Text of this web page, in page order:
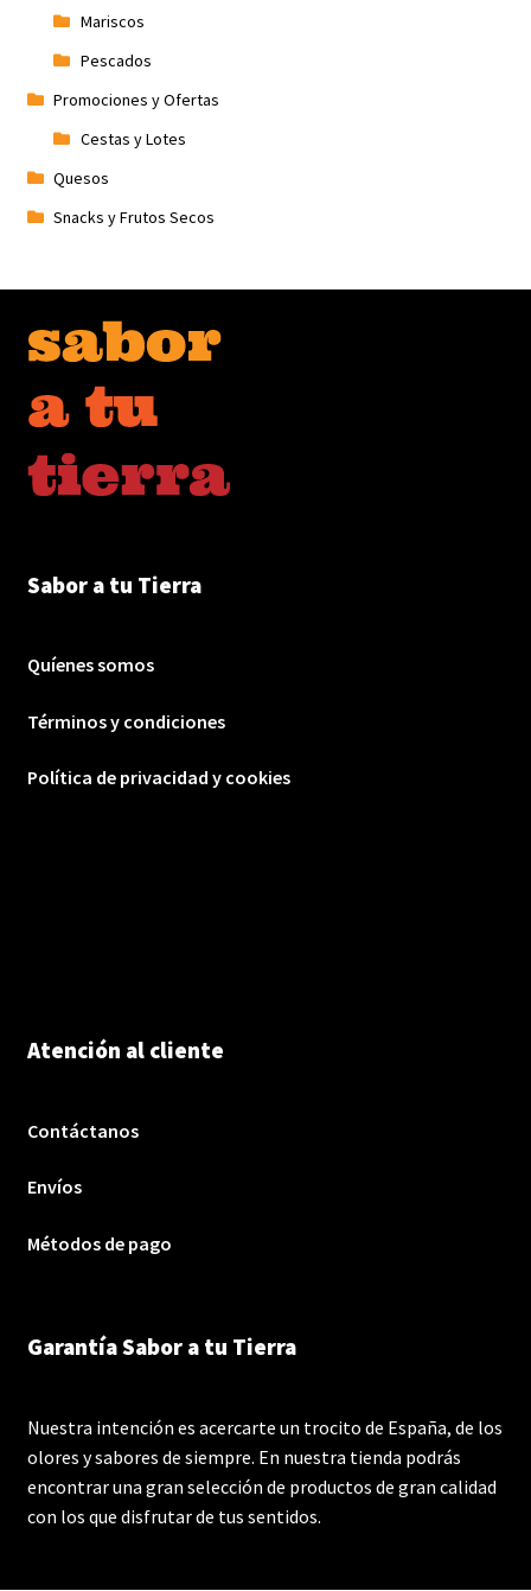
Mariscos
Pescados
Promociones y Ofertas
Cestas y Lotes
Quesos
Snacks y Frutos Secos
Sabor a tu Tierra
Quíenes somos
Términos y condiciones
Política de privacidad y cookies
Atención al cliente
Contáctanos
Envíos
Métodos de pago
Garantía Sabor a tu Tierra
Nuestra intención es acercarte un trocito de España, de los
olores y sabores de siempre. En nuestra tienda podrás
encontrar una gran selección de productos de gran calidad
con los que disfrutar de tus sentidos.